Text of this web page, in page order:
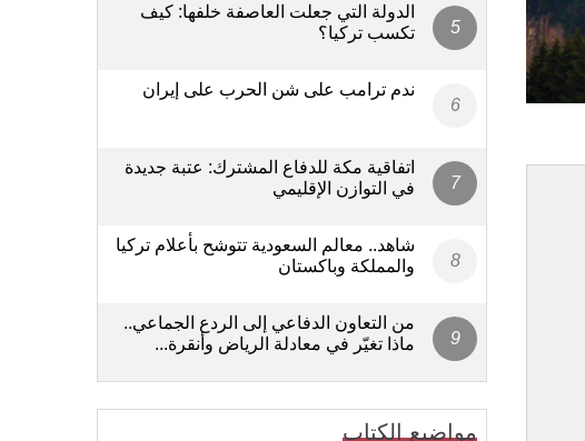
الدولة التي جعلت العاصفة خلفها: كيف
تكسب تركيا؟
ندم ترامب على شن الحرب على إيران
اتفاقية مكة للدفاع المشترك: عتبة جديدة
في التوازن الإقليمي
شاهد.. معالم السعودية تتوشح بأعلام تركيا
والمملكة وباكستان
من التعاون الدفاعي إلى الردع الجماعي..
ماذا تغيّر في معادلة الرياض وأنقرة...
مواضيع الكتاب